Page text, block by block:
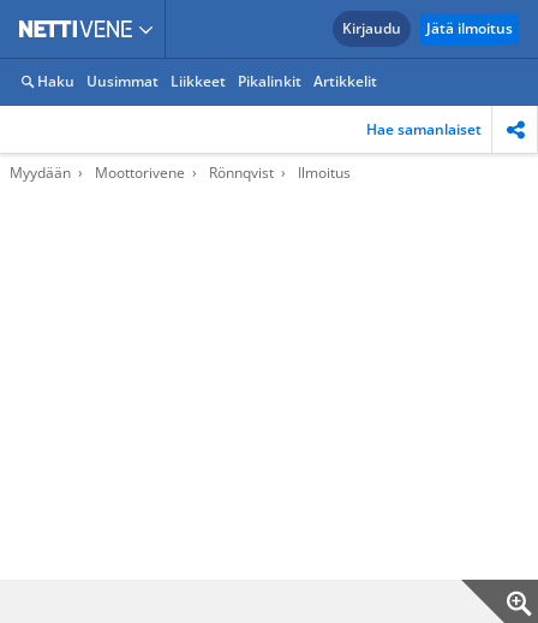
Kirjaudu Jätä ilmoitus
Haku Uusimmat Liikkeet Pikalinkit Artikkelit
Hae samanlaiset
Myydään Moottorivene Rönnqvist Ilmoitus